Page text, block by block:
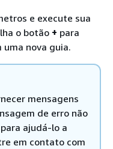
e execute sua
o botão + para
uma nova guia.
mensagens
de erro não
ajudá-lo a
em contato com